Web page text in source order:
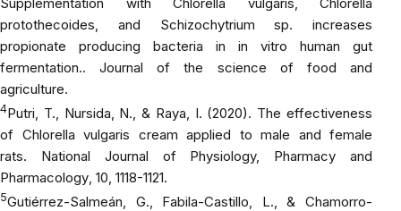
protothecoides, and Schizochytrium sp. increases
propionate producing bacteria in in vitro human gut
fermentation..Journal of the science of food and
agriculture.
4Putri, T., Nursida, N., & Raya, I. (2020). The effectiveness
of Chlorella vulgaris cream applied to male and female
rats. National Journal of Physiology, Pharmacy and
Pharmacology, 10, 1118-1121.
5Gutiérrez-Salmeán, G., Fabila-Castillo, L., & Chamorro-